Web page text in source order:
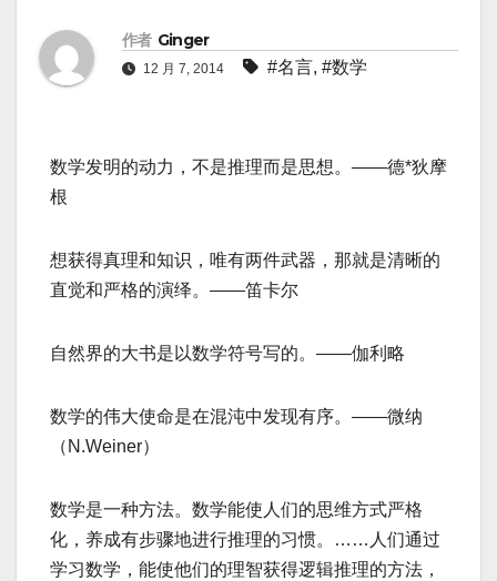
作者 Ginger
12 月 7, 2014 #名言, #数学
数学发明的动力，不是推理而是思想。——德*狄摩
根
想获得真理和知识，唯有两件武器，那就是清晰的
直觉和严格的演绎。——笛卡尔
自然界的大书是以数学符号写的。——伽利略
数学的伟大使命是在混沌中发现有序。——微纳
（N.Weiner）
数学是一种方法。数学能使人们的思维方式严格
化，养成有步骤地进行推理的习惯。……人们通过
学习数学，能使他们的理智获得逻辑推理的方法，